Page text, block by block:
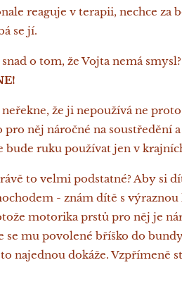
reaguje v terapii, nechce za
se jí.
o tom, že Vojta nemá smysl?
že ji nepoužívá ne
něj náročné na soustředění
bude ruku používat jen v
to velmi podstatné? Aby si
- znám dítě s
motorika prstů pro něj je
se mu povolené bříško do
najednou dokáže. Vzpřímeně